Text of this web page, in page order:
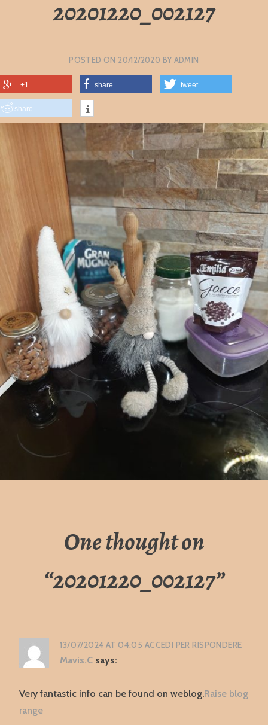
20201220_002127
POSTED ON 20/12/2020 BY ADMIN
+1 share tweet
share
One thought on
“20201220_002127”
13/07/2024 AT 04:05 ACCEDI PER RISPONDERE
Mavis.C says:
Very fantastic info can be found on weblog.Raise blog
range